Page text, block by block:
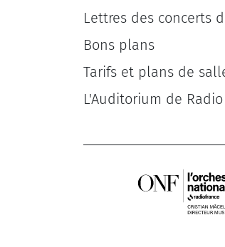
Lettres des concerts
Bons plans
Tarifs et plans de
L'Auditorium de Radio